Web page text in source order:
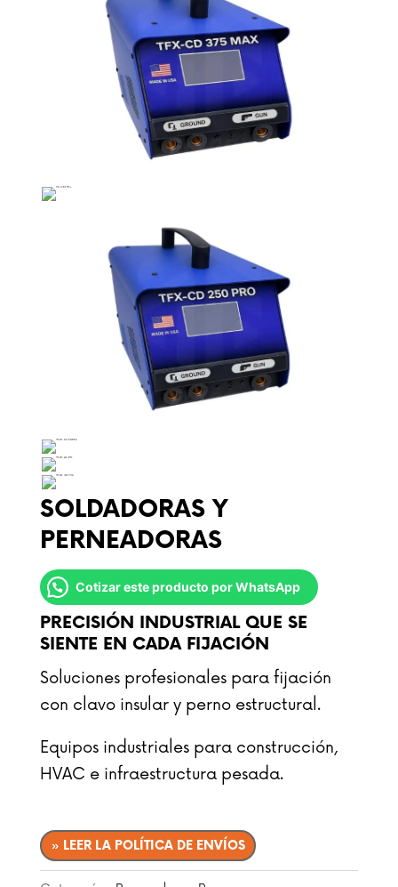
SOLDADORAS Y
PERNEADORAS
Cotizar este producto por WhatsApp
PRECISIÓN INDUSTRIAL QUE SE
SIENTE EN CADA FIJACIÓN
Soluciones profesionales para fijación
con clavo insular y perno estructural.
Equipos industriales para construcción,
HVAC e infraestructura pesada.
» LEER LA POLÍTICA DE ENVÍOS